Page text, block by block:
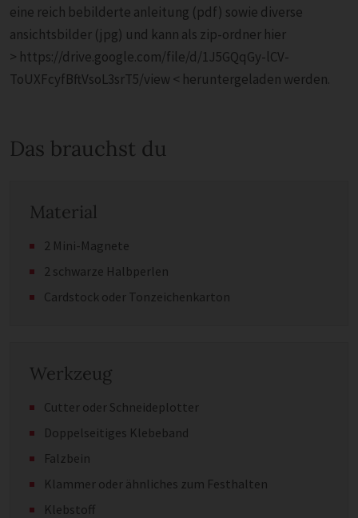
eine reich bebilderte anleitung (pdf) sowie diverse
ansichtsbilder (jpg) und kann als zip-ordner hier
> https://drive.google.com/file/d/1J5GQqGy-lCV-
ToUXFcyfBftVsoL3srT5/view < heruntergeladen werden.
Das brauchst du
Material
2 Mini-Magnete
2 schwarze Halbperlen
Cardstock oder Tonzeichenkarton
Werkzeug
Cutter oder Schneideplotter
Doppelseitiges Klebeband
Falzbein
Klammer oder ähnliches zum Festhalten
Klebstoff